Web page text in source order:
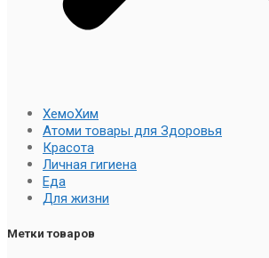
ХемоХим
Атоми товары для Здоровья
Красота
Личная гигиена
Еда
Для жизни
Метки товаров